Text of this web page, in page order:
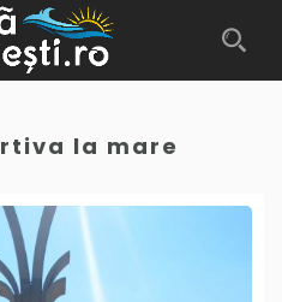
la mare